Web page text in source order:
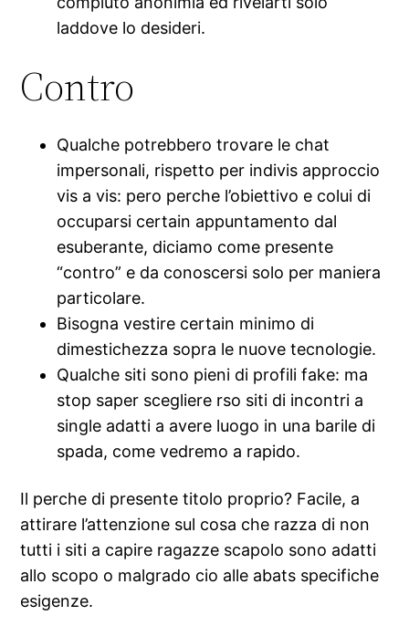
laddove lo desideri.
Contro
Qualche potrebbero trovare le chat
impersonali, rispetto per indivis approccio
vis a vis: pero perche l’obiettivo e colui di
occuparsi certain appuntamento dal
esuberante, diciamo come presente
“contro” e da conoscersi solo per maniera
particolare.
Bisogna vestire certain minimo di
dimestichezza sopra le nuove tecnologie.
Qualche siti sono pieni di profili fake: ma
stop saper scegliere rso siti di incontri a
single adatti a avere luogo in una barile di
spada, come vedremo a rapido.
Il perche di presente titolo proprio? Facile, a
attirare l’attenzione sul cosa che razza di non
tutti i siti a capire ragazze scapolo sono adatti
allo scopo o malgrado cio alle abats specifiche
esigenze.